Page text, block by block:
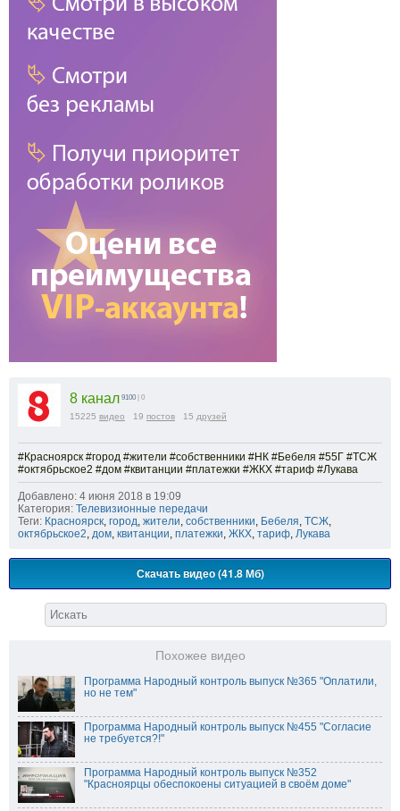
8 канал 9100 | 0
15225 видео 19 постов 15 друзей
#Красноярск #город #жители #собственники #НК #Бебеля #55Г #ТСЖ
#октябрьское2 #дом #квитанции #платежки #ЖКХ #тариф #Лукава
Добавлено: 4 июня 2018 в 19:09
Категория: Телевизионные передачи
Теги: Красноярск, город, жители, собственники, Бебеля, ТСЖ,
октябрьское2, дом, квитанции, платежки, ЖКХ, тариф, Лукава
Скачать видео (41.8 Мб)
Похожее видео
Программа Народный контроль выпуск №365 "Оплатили,
но не тем"
Программа Народный контроль выпуск №455 "Согласие
не требуется?!"
Программа Народный контроль выпуск №352
"Красноярцы обеспокоены ситуацией в своём доме"